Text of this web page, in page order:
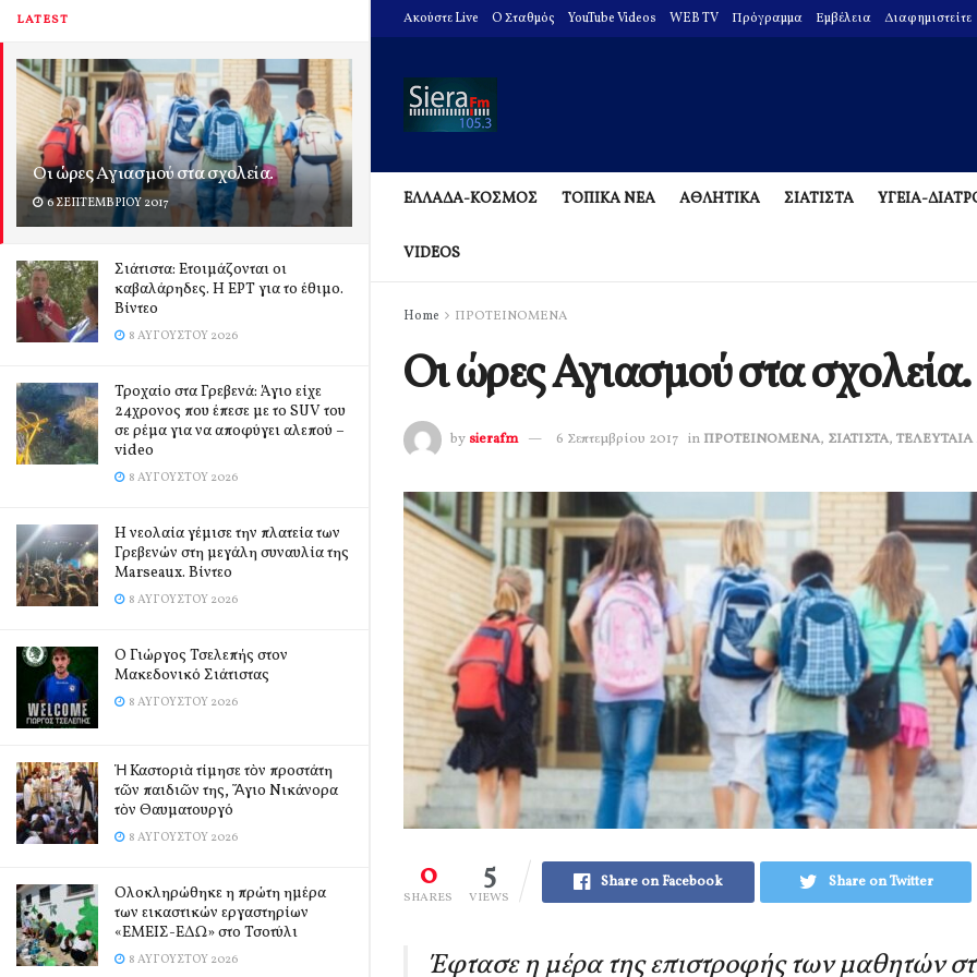
LATEST
Οι ώρες Αγιασμού στα σχολεία.
6 ΣΕΠΤΕΜΒΡΊΟΥ 2017
Σιάτιστα: Ετοιμάζονται οι
καβαλάρηδες. Η ΕΡΤ για το έθιμο.
Βίντεο
8 ΑΥΓΟΎΣΤΟΥ 2026
Τροχαίο στα Γρεβενά: Άγιο είχε
24χρονος που έπεσε με το SUV του
σε ρέμα για να αποφύγει αλεπού –
video
8 ΑΥΓΟΎΣΤΟΥ 2026
Η νεολαία γέμισε την πλατεία των
Γρεβενών στη μεγάλη συναυλία της
Marseaux. Βίντεο
8 ΑΥΓΟΎΣΤΟΥ 2026
Ο Γιώργος Τσελεπής στον
Μακεδονικό Σιάτιστας
8 ΑΥΓΟΎΣΤΟΥ 2026
Ἡ Καστοριὰ τίμησε τὸν προστάτη
τῶν παιδιῶν της, Ἅγιο Νικάνορα
τὸν Θαυματουργό
8 ΑΥΓΟΎΣΤΟΥ 2026
Ολοκληρώθηκε η πρώτη ημέρα
των εικαστικών εργαστηρίων
«ΕΜΕΙΣ-ΕΔΩ» στο Τσοτύλι
8 ΑΥΓΟΎΣΤΟΥ 2026
Ακούστε Live O Σταθμός YouTube Videos WEB TV Πρόγραμμα Εμβέλεια Διαφημιστείτε
ΕΛΛΑΔΑ-ΚΟΣΜΟΣ ΤΟΠΙΚΑ ΝΕΑ ΑΘΛΗΤΙΚΑ ΣΙΑΤΙΣΤΑ ΥΓΕΙΑ-
VIDEOS
Home ΠΡΟΤΕΙΝΟΜΕΝΑ
Οι ώρες Αγιασμού στα σχολεία.
by sierafm 6 Σεπτεμβρίου 2017 in ΠΡΟΤΕΙΝΟΜΕΝΑ, ΣΙΑΤΙΣΤΑ,
0
SHARES
5
VIEWS
Share on Facebook Share on Twitter
Έφτασε η μέρα της επιστροφής των μαθητών